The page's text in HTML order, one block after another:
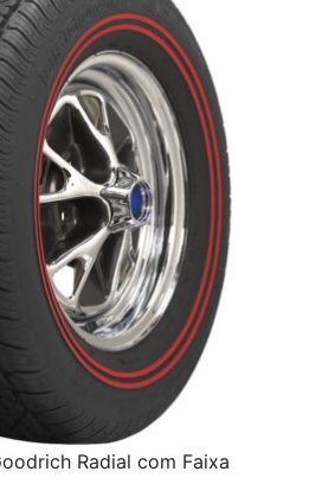
Radial com Faixa